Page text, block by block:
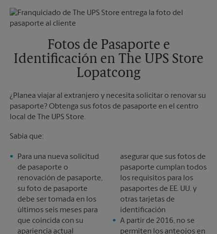
Martes
Viernes
6:00 PM
Sábado
Sin Recolección
6:00 PM
Martes
6:00 PM
Fotos de Pasaporte e
Identificación en The UPS Store
Lopatcong
¿Planea viajar al extranjero y necesita solicitar o renovar su
pasaporte? Obtenga sus fotos de pasaporte en el centro
local de The UPS Store.
Sabía que:
Para una nueva solicitud
de pasaporte o
renovación de pasaporte,
su foto de pasaporte
debe ser tomada en los
últimos seis meses para
que coincida con su
apariencia actual
asegurar que sus fotos de
pasaporte cumplan todos
los requisitos para los
pasaportes de EE. UU. y
otras tarjetas de
identificación
A partir de 2016, no se
permiten los anteojos en